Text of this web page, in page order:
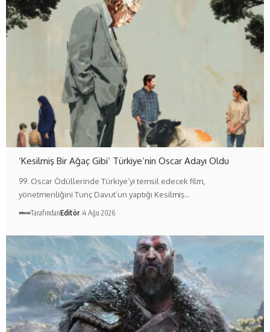
‘Kesilmiş Bir Ağaç Gibi’ Türkiye’nin Oscar Adayı Oldu
99. Oscar Ödüllerinde Türkiye’yi temsil edecek film,
yönetmenliğini Tunç Davut’un yaptığı Kesilmiş…
TarafındanEditör 4 Ağu 2026